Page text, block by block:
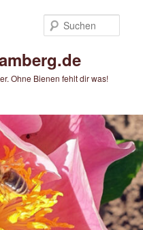
Ohne Bienen fehlt dir was!